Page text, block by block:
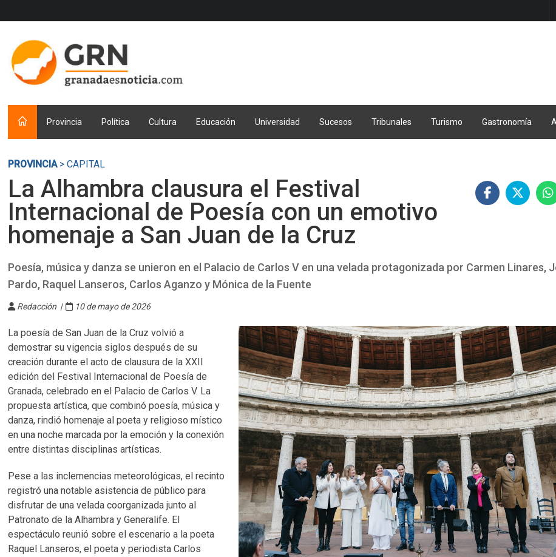
Provincia Política Cultura Educación Universidad Sucesos Tribunales Turismo Gastronomía
PROVINCIA> CAPITAL
La Alhambra clausura el Festival
Internacional de Poesía con un emotivo
homenaje a San Juan de la Cruz
Poesía, música y danza se unieron en el Palacio de Carlos V en una velada protagonizada por Carmen Linares,
Pardo, Raquel Lanseros, Carlos Aganzo y Mónica de la Fuente
Redacción | 10 de mayo de 2026
La poesía de San Juan de la Cruz volvió a
demostrar su vigencia siglos después de su
creación durante el acto de clausura de la XXII
edición del Festival Internacional de Poesía de
Granada, celebrado en el Palacio de Carlos V. La
propuesta artística, que combinó poesía, música y
danza, rindió homenaje al poeta y religioso místico
en una noche marcada por la emoción y la conexión
entre distintas disciplinas artísticas.
Pese a las inclemencias meteorológicas, el recinto
registró una notable asistencia de público para
disfrutar de una velada coorganizada junto al
Patronato de la Alhambra y Generalife. El
espectáculo reunió sobre el escenario a la poeta
Raquel Lanseros, el poeta y periodista Carlos